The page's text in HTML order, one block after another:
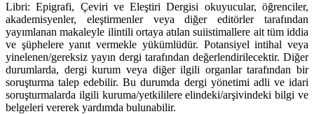
Libri: Epigrafi, Çeviri ve Eleştiri Dergisi okuyucular, öğrenciler,
akademisyenler, eleştirmenler veya diğer editörler tarafından
yayımlanan makaleyle ilintili ortaya atılan suiistimallere ait tüm iddia
ve şüphelere yanıt vermekle yükümlüdür. Potansiyel intihal veya
yinelenen/gereksiz yayın dergi tarafından değerlendirilecektir. Diğer
durumlarda, dergi kurum veya diğer ilgili organlar tarafından bir
soruşturma talep edebilir. Bu durumda dergi yönetimi adli ve idari
soruşturmalarda ilgili kuruma/yetkililere elindeki/arşivindeki bilgi ve
belgeleri vererek yardımda bulunabilir.